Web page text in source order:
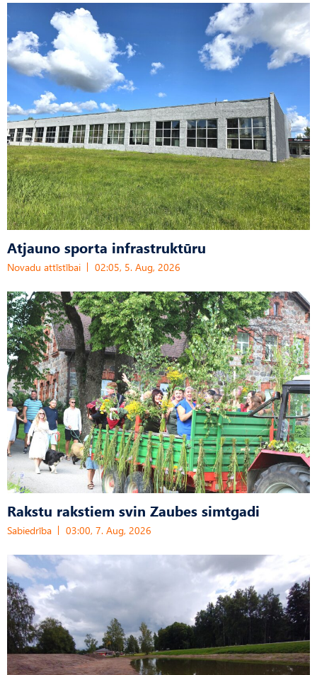
Atjauno sporta infrastruktūru
Novadu attīstībai 02:05, 5. Aug, 2026
Rakstu rakstiem svin Zaubes simtgadi
Sabiedrība 03:00, 7. Aug, 2026